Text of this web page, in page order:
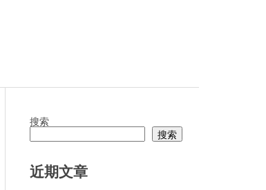
搜索
搜索
近期文章